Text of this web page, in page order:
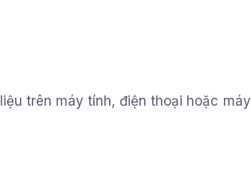
trên máy tính, điện thoại hoặc máy